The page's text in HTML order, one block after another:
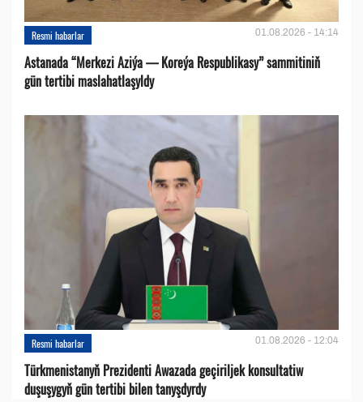
Resmi habarlar 01.08.2026 - 14:14
Astanada “Merkezi Aziýa — Koreýa Respublikasy” sammitiniň
gün tertibi maslahatlaşyldy
Resmi habarlar 01.08.2026 - 12:04
Türkmenistanyň Prezidenti Awazada geçiriljek konsultatiw
duşuşygyň gün tertibi bilen tanyşdyrdy